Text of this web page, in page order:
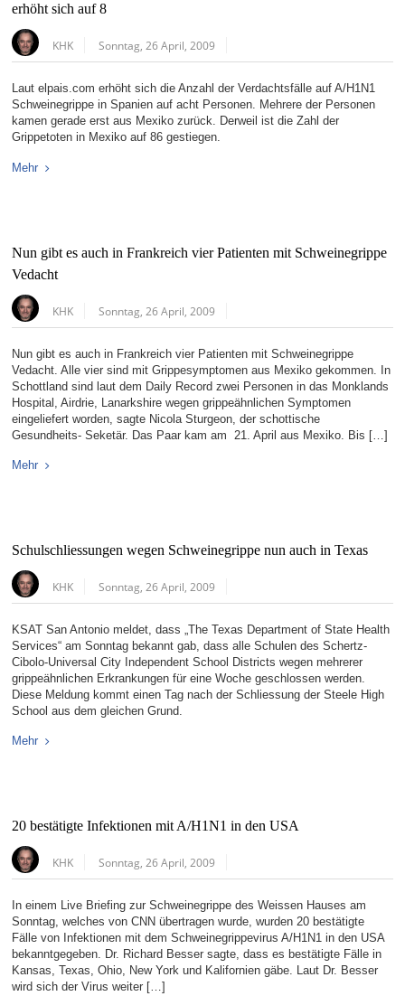
erhöht sich auf 8
KHK Sonntag, 26 April, 2009
Laut elpais.com erhöht sich die Anzahl der Verdachtsfälle auf A/H1N1
Schweinegrippe in Spanien auf acht Personen. Mehrere der Personen
kamen gerade erst aus Mexiko zurück. Derweil ist die Zahl der
Grippetoten in Mexiko auf 86 gestiegen.
Mehr
Nun gibt es auch in Frankreich vier Patienten mit Schweinegrippe
Vedacht
KHK Sonntag, 26 April, 2009
Nun gibt es auch in Frankreich vier Patienten mit Schweinegrippe
Vedacht. Alle vier sind mit Grippesymptomen aus Mexiko gekommen. In
Schottland sind laut dem Daily Record zwei Personen in das Monklands
Hospital, Airdrie, Lanarkshire wegen grippeähnlichen Symptomen
eingeliefert worden, sagte Nicola Sturgeon, der schottische
Gesundheits- Seketär. Das Paar kam am 21. April aus Mexiko. Bis […]
Mehr
Schulschliessungen wegen Schweinegrippe nun auch in Texas
KHK Sonntag, 26 April, 2009
KSAT San Antonio meldet, dass „The Texas Department of State Health
Services“ am Sonntag bekannt gab, dass alle Schulen des Schertz-
Cibolo-Universal City Independent School Districts wegen mehrerer
grippeähnlichen Erkrankungen für eine Woche geschlossen werden.
Diese Meldung kommt einen Tag nach der Schliessung der Steele High
School aus dem gleichen Grund.
Mehr
20 bestätigte Infektionen mit A/H1N1 in den USA
KHK Sonntag, 26 April, 2009
In einem Live Briefing zur Schweinegrippe des Weissen Hauses am
Sonntag, welches von CNN übertragen wurde, wurden 20 bestätigte
Fälle von Infektionen mit dem Schweinegrippevirus A/H1N1 in den USA
bekanntgegeben. Dr. Richard Besser sagte, dass es bestätigte Fälle in
Kansas, Texas, Ohio, New York und Kalifornien gäbe. Laut Dr. Besser
wird sich der Virus weiter […]